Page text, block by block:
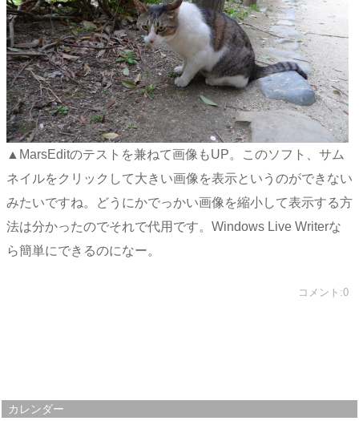
▲MarsEditのテストを兼ねて画像もUP。このソフト、サム
ネイルをクリックして大きい画像を表示というのができない
みたいですね。どうにかでっかい画像を縮小して表示する方
法は分かったのでそれで代用です。Windows Live Writerな
ら簡単にできるのになー。
コメント:0
カレンダー